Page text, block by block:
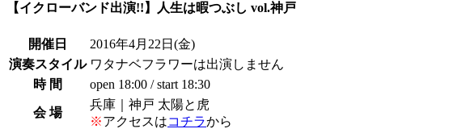
【イクローバンド出演!!】人生は暇つぶし vol.神戸
開催日 2016年4月22日 (金)
演奏スタイル ワタナベフラワーは出演しません
時 間
open 18:00 / start 18:30
会 場
兵庫｜神戸 太陽と虎
※アクセスはコチラから